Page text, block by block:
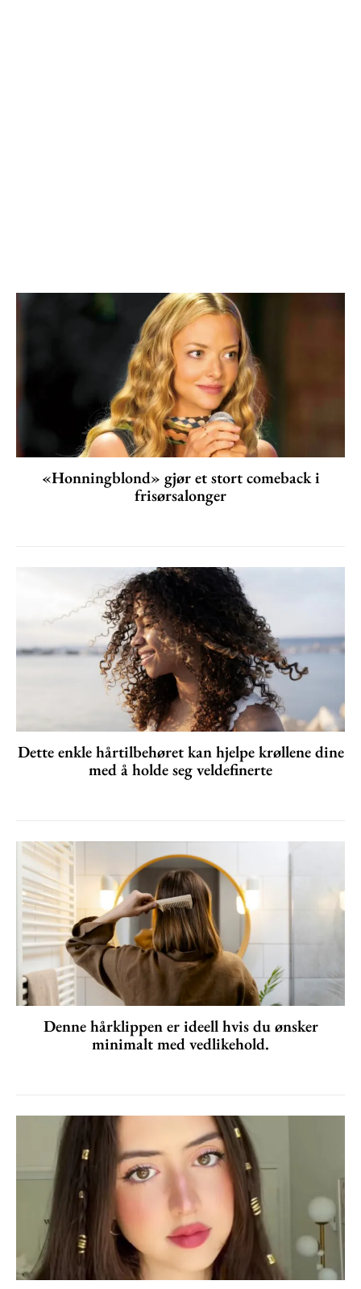
«Honningblond» gjør et stort comeback i
frisørsalonger
Dette enkle hårtilbehøret kan hjelpe krøllene dine
med å holde seg veldefinerte
Denne hårklippen er ideell hvis du ønsker
minimalt med vedlikehold.